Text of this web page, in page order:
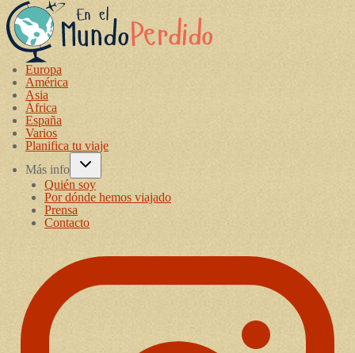
Europa
América
Asia
África
España
Varios
Planifica tu viaje
Más info
Quién soy
Por dónde hemos viajado
Prensa
Contacto